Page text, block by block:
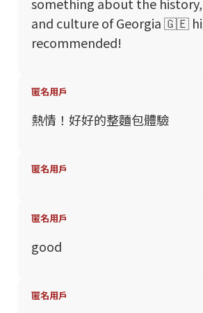
and culture of Georgia 🇬🇪
recommended!
匿名用戶
熱情！好好的整麵包體驗
匿名用戶
匿名用戶
good
匿名用戶